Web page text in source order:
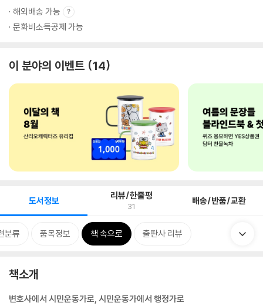
해외배송 가능
문화비소득공제 가능
이 분야의 이벤트 14
도서정보 리뷰/한줄평
31 배송/반품/교환
분류 품목정보 책 속으로 출판사 리뷰
책소개
변호사에서 시민운동가로, 시민운동가에서 행정가로